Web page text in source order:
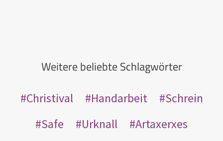
Weitere beliebte Schlagwörter
Christival Handarbeit
Schrein
Safe
Urknall
Artaxerxes